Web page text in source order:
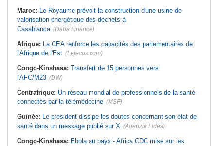
Maroc: Le Royaume prévoit la construction d'une usine de
valorisation énergétique des déchets à
Casablanca (Daba Finance)
Afrique: La CEA renforce les capacités des parlementaires de
l'Afrique de l'Est (Lejecos.com)
Congo-Kinshasa: Transfert de 15 personnes vers
l'AFC/M23 (DW)
Centrafrique: Un réseau mondial de professionnels de la santé
connectés par la télémédecine (MSF)
Guinée: Le président dissipe les doutes concernant son état de
santé dans un message publié sur X (Agenzia Fides)
Congo-Kinshasa: Ebola au pays - Africa CDC mise sur les